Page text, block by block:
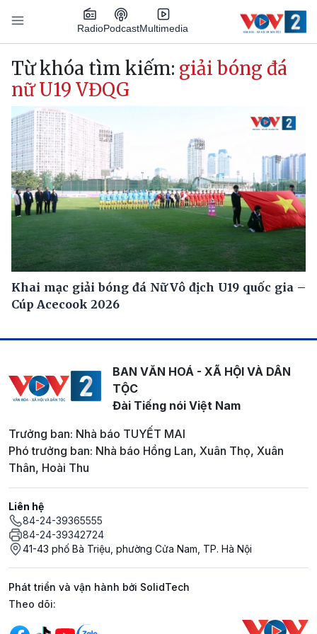
Nhảy đến nội dung
RadioPodcastMultimedia
Main navigation
Từ khóa tìm kiếm: giải bóng đá
nữ U19 VĐQG
Khai mạc giải bóng đá Nữ Vô địch U19 quốc gia –
Cúp Acecook 2026
BAN VĂN HOÁ - XÃ HỘI VÀ DÂN
TỘC
Đài Tiếng nói Việt Nam
Trưởng ban: Nhà báo TUYẾT MAI
Phó trưởng ban: Nhà báo Hồng Lan, Xuân Thọ, Xuân
Thân, Hoài Thu
Liên hệ
84-24-39365555
84-24-39342724
41-43 phố Bà Triệu, phường Cửa Nam, TP. Hà Nội
Phát triển và vận hành bởi SolidTech
Mạng xã hội
Theo dõi: